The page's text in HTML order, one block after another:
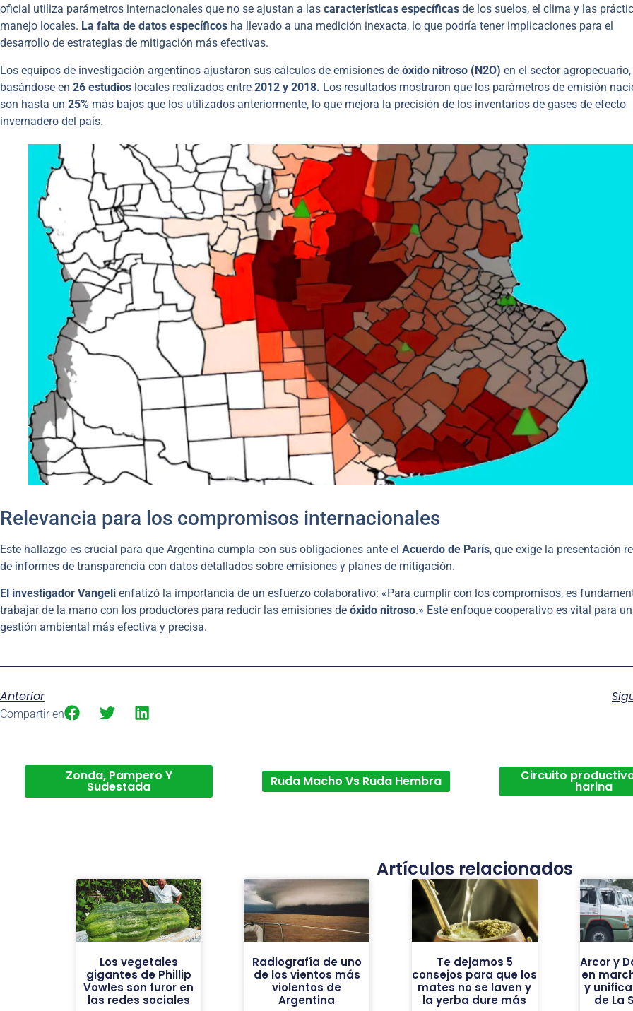
oficial utiliza parámetros internacionales que no se ajustan a las características específicas de los suelos, el clima y las
manejo locales. La falta de datos específicos ha llevado a una medición inexacta, lo que podría tener implicaciones para el
desarrollo de estrategias de mitigación más efectivas.
Los equipos de investigación argentinos ajustaron sus cálculos de emisiones de óxido nitroso (N2​O) en el sector agropecuario,
basándose en 26 estudios locales realizados entre 2012 y 2018. Los resultados mostraron que los parámetros de emisión
son hasta un 25% más bajos que los utilizados anteriormente, lo que mejora la precisión de los inventarios de gases de efecto
invernadero del país.
Relevancia para los compromisos internacionales
Este hallazgo es crucial para que Argentina cumpla con sus obligaciones ante el Acuerdo de París, que exige la presentación
de informes de transparencia con datos detallados sobre emisiones y planes de mitigación.
El investigador Vangeli enfatizó la importancia de un esfuerzo colaborativo: «Para cumplir con los compromisos, es
trabajar de la mano con los productores para reducir las emisiones de óxido nitroso.» Este enfoque cooperativo es vital para
gestión ambiental más efectiva y precisa.
Anterior
Compartir en
Zonda, Pampero Y
Sudestada Ruda Macho Vs Ruda Hembra Circuito
harina
Artículos relacionados
Los vegetales
gigantes de Phillip
Vowles son furor en
las redes sociales
Radiografía de uno
de los vientos más
violentos de
Argentina
Te dejamos 5
consejos para que los
mates no se laven y
la yerba dure más
Arcor y
en
y
de La